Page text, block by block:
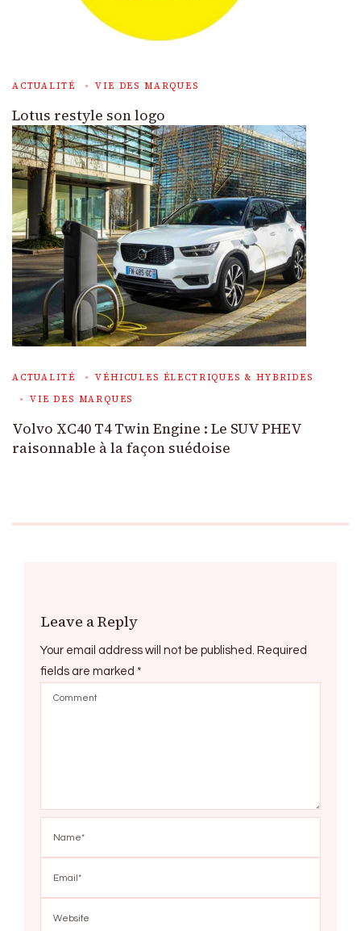
ACTUALITÉ VIE DES MARQUES
Lotus restyle son logo
ACTUALITÉ
VÉHICULES ÉLECTRIQUES & HYBRIDES
VIE DES MARQUES
Volvo XC40 T4 Twin Engine : Le SUV PHEV
raisonnable à la façon suédoise
Leave a Reply
Your email address will not be published.
Required
fields are marked *